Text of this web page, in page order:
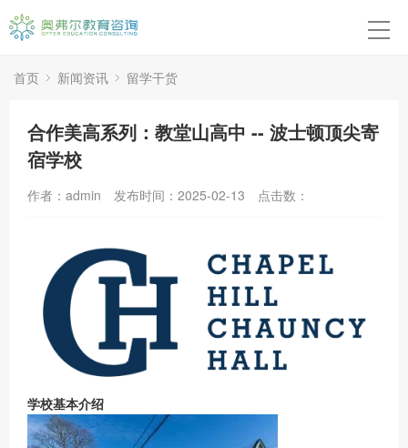
高中申请
背景提升
留学紧急应对
成功案例
关于我们
首页 新闻资讯 留学干货
合作美高系列：教堂山高中 -- 波士顿顶尖寄
宿学校
作者：admin 发布时间：2025-02-13 点击数：
学校基本介绍